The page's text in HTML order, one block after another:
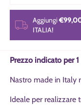
Aggiungi
ITALIA!
Prezzo indicato per
Nastro made in Italy
Ideale per realizzare